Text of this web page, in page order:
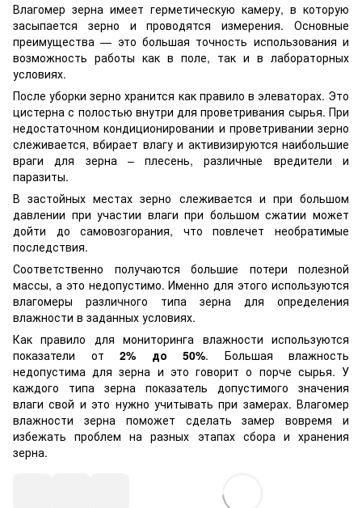
Влагомер зерна имеет герметическую камеру, в которую
засыпается зерно и проводятся измерения. Основные
преимущества — это большая точность использования и
возможность работы как в поле, так и в лабораторных
условиях.
После уборки зерно хранится как правило в элеваторах. Это
цистерна с полостью внутри для проветривания сырья. При
недостаточном кондиционировании и проветривании зерно
слеживается, вбирает влагу и активизируются наибольшие
враги для зерна – плесень, различные вредители и
паразиты.
В застойных местах зерно слеживается и при большом
давлении при участии влаги при большом сжатии может
дойти до самовозгорания, что повлечет необратимые
последствия.
Соответственно получаются большие потери полезной
массы, а это недопустимо. Именно для этого используются
влагомеры различного типа зерна для определения
влажности в заданных условиях.
Как правило для мониторинга влажности используются
показатели от 2% до 50%. Большая влажность
недопустима для зерна и это говорит о порче сырья. У
каждого типа зерна показатель допустимого значения
влаги свой и это нужно учитывать при замерах. Влагомер
влажности зерна поможет сделать замер вовремя и
избежать проблем на разных этапах сбора и хранения
зерна.